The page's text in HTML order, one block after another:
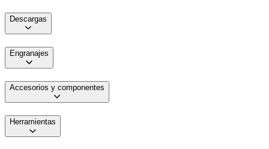
Descargas
Engranajes
Accesorios y componentes
Herramientas